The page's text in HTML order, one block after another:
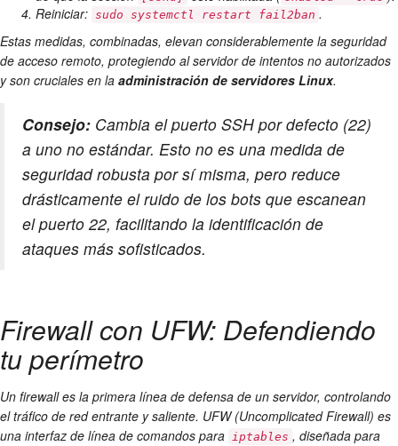
Reiniciar: sudo systemctl restart fail2ban .
Estas medidas, combinadas, elevan considerablemente la seguridad
de acceso remoto, protegiendo al servidor de intentos no autorizados
y son cruciales en la administración de servidores Linux.
Consejo: Cambia el puerto SSH por defecto (22)
a uno no estándar. Esto no es una medida de
seguridad robusta por sí misma, pero reduce
drásticamente el ruido de los bots que escanean
el puerto 22, facilitando la identificación de
ataques más sofisticados.
Firewall con UFW: Defendiendo
tu perímetro
Un firewall es la primera línea de defensa de un servidor, controlando
el tráfico de red entrante y saliente. UFW (Uncomplicated Firewall) es
una interfaz de línea de comandos para iptables , diseñada para